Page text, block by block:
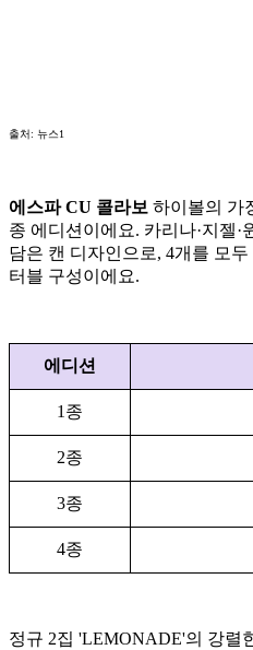
출처: 뉴스1
에스파 CU 콜라보 하이볼의 가
종 에디션이에요. 카리나·지젤·
담은 캔 디자인으로, 4개를 모
터블 구성이에요.
에디션
1종
2종
3종
4종
정규 2집 'LEMONADE'의 강렬